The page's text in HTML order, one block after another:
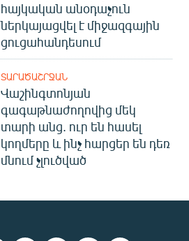
հայկական անօդաչուն
ներկայացվել է միջազգային
ցուցահանդեսում
ՏԱՐԱԾԱՇՐՋԱՆ
Վաշինգտոնյան
գագաթնաժողովից մեկ
տարի անց. ուր են հասել
կողմերը և ինչ հարցեր են դեռ
մնում չլուծված